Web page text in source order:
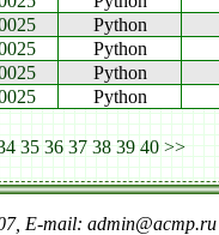
Python
Python
Python
Python
35 36 37 38 39 40 >>
E-mail: admin@acmp.ru